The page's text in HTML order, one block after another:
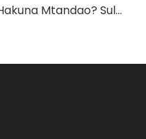
WiFi Imeunganishwa Lakini Hakuna Mtandao? Suluhisho Rahisi Unaweza Kujaribu